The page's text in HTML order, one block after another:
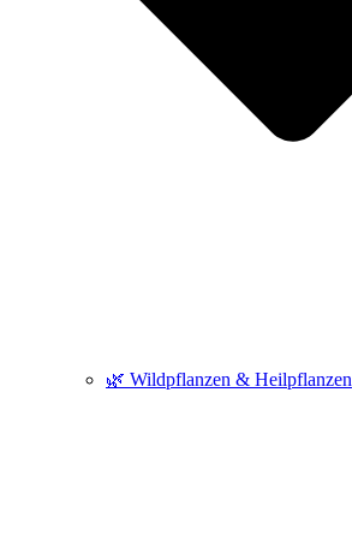
🌿 Wildpflanzen & Heilpflanzen